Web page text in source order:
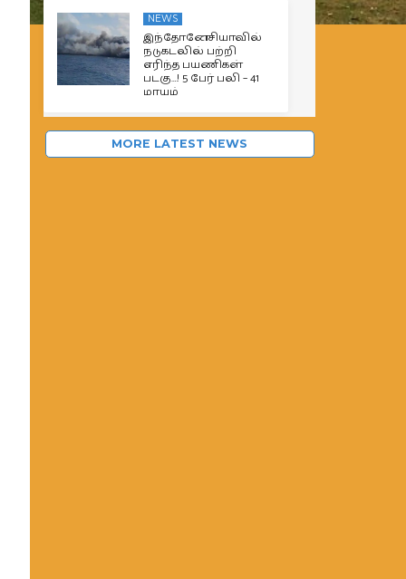
NEWS
இந்தோனேசியாவில்
நடுகடலில் பற்றி
எரிந்த பயணிகள்
படகு…! 5 பேர் பலி – 41
மாயம்
MORE LATEST NEWS